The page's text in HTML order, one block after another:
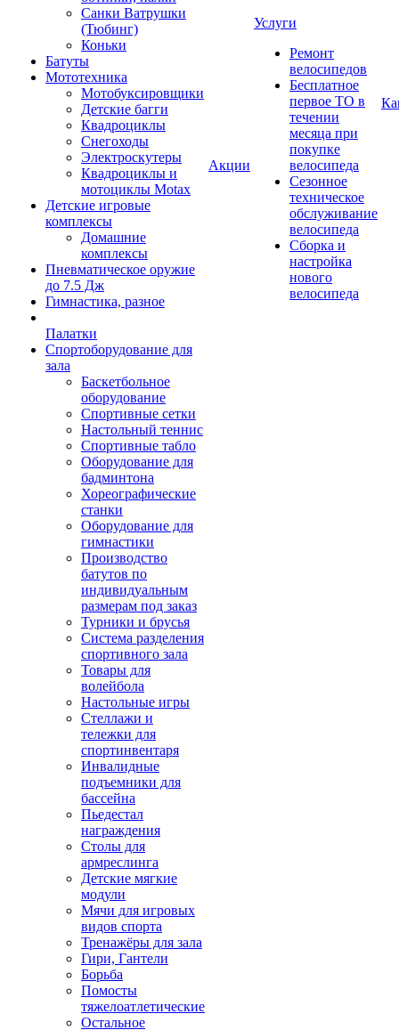
Санки Ватрушки
(Тюбинг)
Коньки
Батуты
Мототехника
Мотобуксировщики
Детские багги
Квадроциклы
Снегоходы
Электроскутеры
Квадроциклы и
мотоциклы Motax
Детские игровые
комплексы
Домашние
комплексы
Пневматическое оружие
до 7.5 Дж
Гимнастика, разное
Палатки
Спортоборудование для
зала
Баскетбольное
оборудование
Спортивные сетки
Настольный теннис
Спортивные табло
Оборудование для
бадминтона
Хореографические
станки
Оборудование для
гимнастики
Производство
батутов по
индивидуальным
размерам под заказ
Турники и брусья
Система разделения
спортивного зала
Товары для
волейбола
Настольные игры
Стеллажи и
тележки для
спортинвентаря
Инвалидные
подъемники для
бассейна
Пьедестал
награждения
Столы для
армреслинга
Детские мягкие
модули
Мячи для игровых
видов спорта
Тренажёры для зала
Гири, Гантели
Борьба
Помосты
тяжелоатлетические
Остальное
Акции
Услуги
Ремонт
велосипедов
Бесплатное
первое ТО в
течении
месяца при
покупке
велосипеда
Сезонное
техническое
обслуживание
велосипеда
Сборка и
настройка
нового
велосипеда